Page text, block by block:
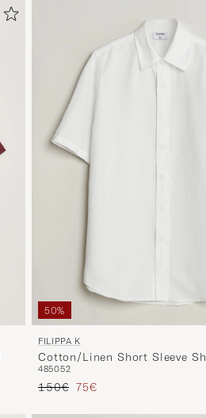
50%
FILIPPA K
Cotton/Linen Short Sleeve
485052
Tavallinen hinta
150€ Alennettu hinta
75€